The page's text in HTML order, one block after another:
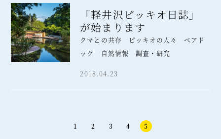
「軽井沢ピッキオ日誌」
が始まります
クマとの共存 ピッキオの人々 ベアド
ッグ 自然情報 調査・研究
2018.04.23
1 2 3 4 5